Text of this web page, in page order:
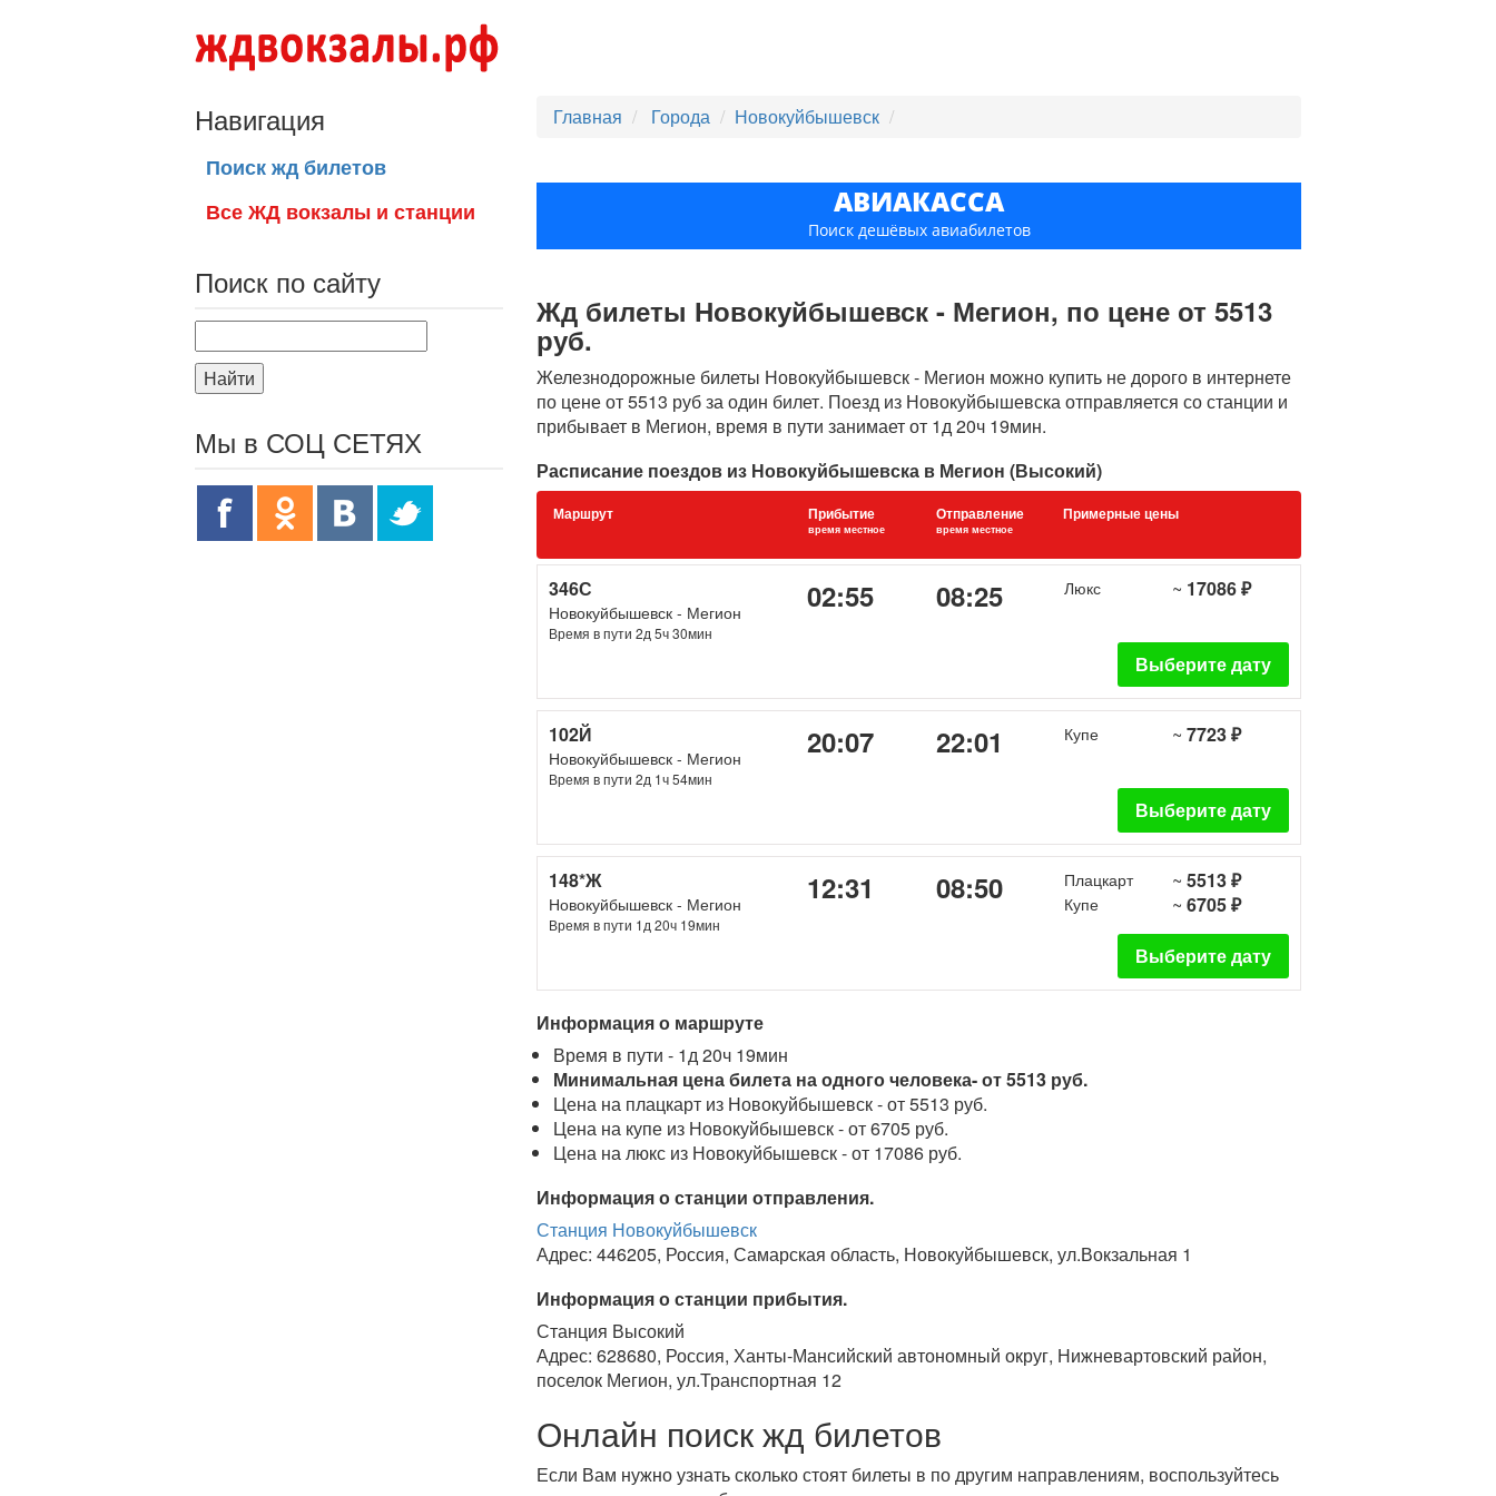
Главная Города Новокуйбышевск
АВИАКАССА
Поиск дешёвых авиабилетов
Жд билеты Новокуйбышевск - Мегион, по цене от 5513
руб.
Железнодорожные билеты Новокуйбышевск - Мегион можно купить не дорого в интернете
по цене от 5513 руб за один билет. Поезд из Новокуйбышевска отправляется со станции и
прибывает в Мегион, время в пути занимает от 1д 20ч 19мин.
Расписание поездов из Новокуйбышевска в Мегион (Высокий)
Маршрут Прибытие
время местное
Отправление
время местное
Примерные цены
346С
Новокуйбышевск - Мегион
Время в пути 2д 5ч 30мин
02:55 08:25 Люкс ~ 17086 ₽
Выберите дату
102Й
Новокуйбышевск - Мегион
Время в пути 2д 1ч 54мин
20:07 22:01 Купе ~ 7723 ₽
Выберите дату
148*Ж
Новокуйбышевск - Мегион
Время в пути 1д 20ч 19мин
12:31 08:50 Плацкарт ~ 5513 ₽
Купе ~ 6705 ₽
Выберите дату
Информация о маршруте
Время в пути - 1д 20ч 19мин
Минимальная цена билета на одного человека- от 5513 руб.
Цена на плацкарт из Новокуйбышевск - от 5513 руб.
Цена на купе из Новокуйбышевск - от 6705 руб.
Цена на люкс из Новокуйбышевск - от 17086 руб.
Информация о станции отправления.
Станция Новокуйбышевск
Адрес: 446205, Россия, Самарская область, Новокуйбышевск, ул.Вокзальная 1
Информация о станции прибытия.
Станция Высокий
Адрес: 628680, Россия, Ханты-Мансийский автономный округ, Нижневартовский район,
поселок Мегион, ул.Транспортная 12
Онлайн поиск жд билетов
Если Вам нужно узнать сколько стоят билеты в по другим направлениям, воспользуйтесь
Навигация
Поиск жд билетов
Все ЖД вокзалы и станции
Поиск по сайту
Найти
Мы в СОЦ СЕТЯХ